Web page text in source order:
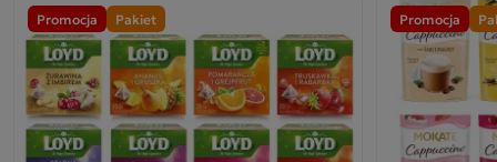
Promocja Pakiet Promocja